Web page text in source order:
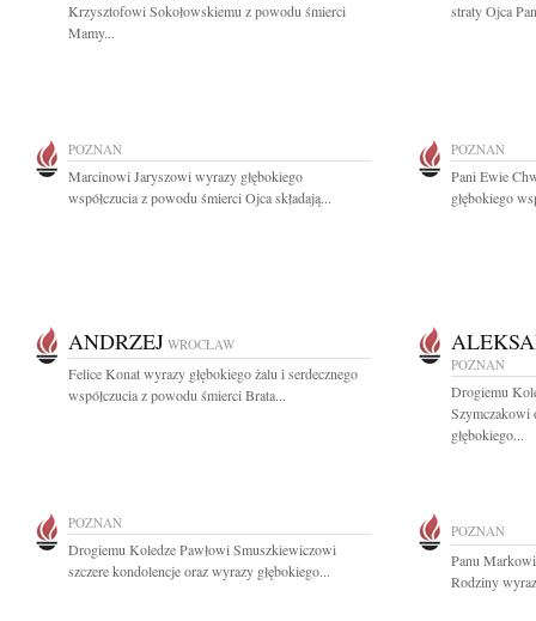
Krzysztofowi Sokołowskiemu z powodu śmierci
Mamy...
straty Ojca
POZNAŃ
Marcinowi Jaryszowi wyrazy głębokiego
współczucia z powodu śmierci Ojca składają...
POZNAŃ
Pani Ewie
głębokiego
ANDRZEJ WROCŁAW
Felice Konat wyrazy głębokiego żalu i serdecznego
współczucia z powodu śmierci Brata...
POZNAŃ
Drogiemu
Szymczakowi
głębokiego...
POZNAŃ
Drogiemu Koledze Pawłowi Smuszkiewiczowi
szczere kondolencje oraz wyrazy głębokiego...
POZNAŃ
Panu
Rodziny